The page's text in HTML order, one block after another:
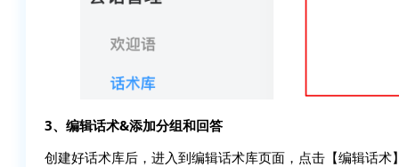
3、编辑话术&添加分组和回答
创建好话术库后，进入到编辑话术库页面，点击【编辑话术